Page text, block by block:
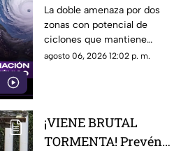
ciclones en México
¿Veracruz está en
RIESGO?
La doble amenaza por dos
zonas con potencial de
ciclones que mantiene
vigilancia en México; la doble
agosto 06, 2026 12:02 p. m.
¡VIENE BRUTAL
TORMENTA! Prevén